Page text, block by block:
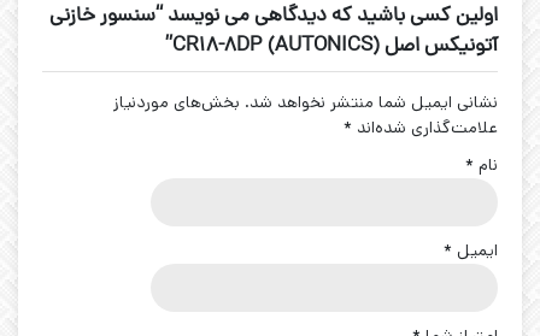
اولین کسی باشید که دیدگاهی می نویسد “سنسور خازنی
آتونیکس اصل (AUTONICS) CR18-8DP”
نشانی ایمیل شما منتشر نخواهد شد. بخش‌های موردنیاز
علامت‌گذاری شده‌اند *
نام *
ایمیل *